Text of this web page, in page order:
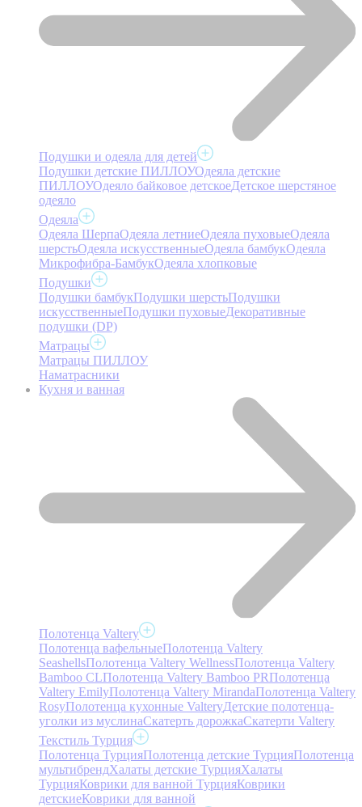
Подушки и одеяла для детей
Подушки детские ПИЛЛОУОдеяла детские
ПИЛЛОУОдеяло байковое детскоеДетское шерстяное
одеяло
Одеяла
Одеяла ШерпаОдеяла летниеОдеяла пуховыеОдеяла
шерстьОдеяла искусственныеОдеяла бамбукОдеяла
Микрофибра-БамбукОдеяла хлопковые
Подушки
Подушки бамбукПодушки шерстьПодушки
искусственныеПодушки пуховыеДекоративные
подушки (DP)
Матрацы
Матрацы ПИЛЛОУ
Наматрасники
Кухня и ванная
Полотенца Valtery
Полотенца вафельныеПолотенца Valtery
SeashellsПолотенца Valtery WellnessПолотенца Valtery
Bamboo CLПолотенца Valtery Bamboo PRПолотенца
Valtery EmilyПолотенца Valtery MirandaПолотенца Valtery
RosyПолотенца кухонные ValteryДетские полотенца-
уголки из муслинаСкатерть дорожкаСкатерти Valtery
Текстиль Турция
Полотенца ТурцияПолотенца детские ТурцияПолотенца
мультибрендХалаты детские ТурцияХалаты
ТурцияКоврики для ванной ТурцияКоврики
детскиеКоврики для ванной